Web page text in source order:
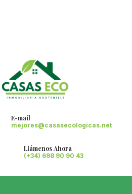
E-mail
mejores@casasecologicas.net
Llámenos Ahora
(+34) 698 90 90 43